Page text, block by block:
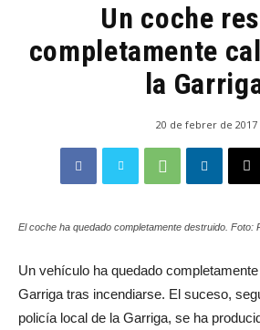
Un coche
completamente
la
20 de febrer de 2017
El coche ha quedado completamente destruido. Foto:
Un vehículo ha quedado
Garriga tras incendiarse. El suceso,
policía local de la Garriga, se ha